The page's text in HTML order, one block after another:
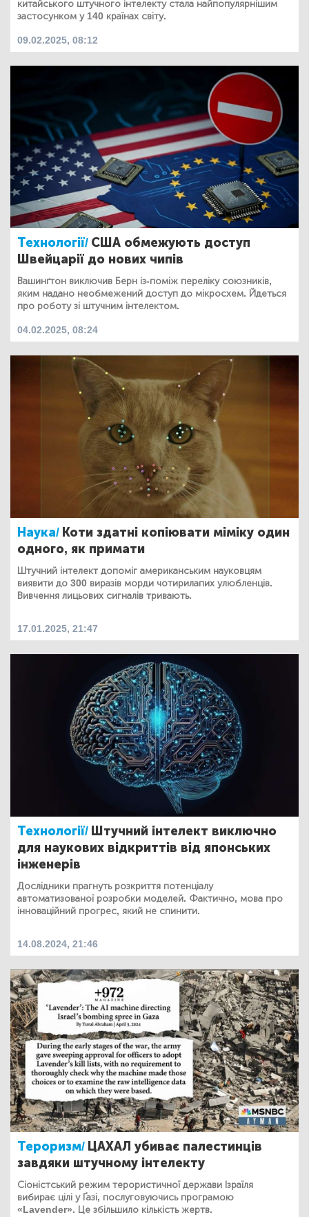
китайського штучного інтелекту стала найпопулярнішим
застосунком у 140 країнах світу.
09.02.2025, 08:12
Технології/ США обмежують доступ
Швейцарії до нових чипів
Вашинґтон виключив Берн із-поміж переліку союзників,
яким надано необмежений доступ до мікросхем. Йдеться
про роботу зі штучним інтелектом.
04.02.2025, 08:24
Наука/ Коти здатні копіювати міміку один
одного, як примати
Штучний інтелект допоміг американським науковцям
виявити до 300 виразів морди чотирилапих улюбленців.
Вивчення лицьових сигналів тривають.
17.01.2025, 21:47
Технології/ Штучний інтелект виключно
для наукових відкриттів від японських
інженерів
Дослідники прагнуть розкриття потенціалу
автоматизованої розробки моделей. Фактично, мова про
інноваційний прогрес, який не спинити.
14.08.2024, 21:46
Тероризм/ ЦАХАЛ убиває палестинців
завдяки штучному інтелекту
Сіоністський режим терористичної держави Ізраїля
вибирає цілі у Ґазі, послуговуючись програмою
«Lavender». Це збільшило кількість жертв.